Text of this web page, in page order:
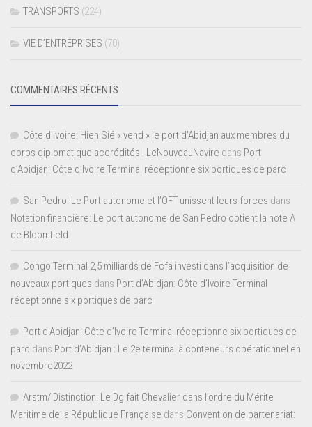
TRANSPORTS (224)
VIE D’ENTREPRISES (70)
COMMENTAIRES RÉCENTS
Côte d'Ivoire: Hien Sié « vend » le port d'Abidjan aux membres du
corps diplomatique accrédités | LeNouveauNavire dans Port
d’Abidjan: Côte d’Ivoire Terminal réceptionne six portiques de parc
San Pedro: Le Port autonome et l’OFT unissent leurs forces dans
Notation financière: Le port autonome de San Pedro obtient la note A
de Bloomfield
Congo Terminal 2,5 milliards de Fcfa investi dans l’acquisition de
nouveaux portiques dans Port d’Abidjan: Côte d’Ivoire Terminal
réceptionne six portiques de parc
Port d'Abidjan: Côte d’Ivoire Terminal réceptionne six portiques de
parc dans Port d’Abidjan : Le 2e terminal à conteneurs opérationnel en
novembre2022
Arstm/ Distinction: Le Dg fait Chevalier dans l’ordre du Mérite
Maritime de la République Française dans Convention de partenariat: